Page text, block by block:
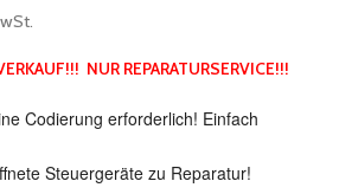
NUR REPARATURSERVICE!!!
Codierung erforderlich! Einfach
Steuergeräte zu Reparatur!